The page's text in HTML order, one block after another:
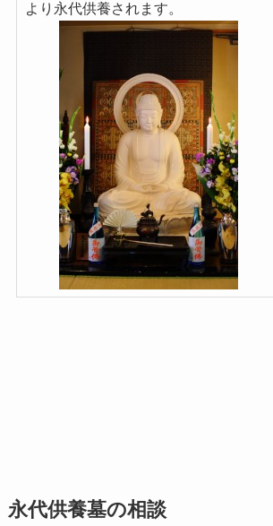
より永代供養されます。
永代供養墓の相談